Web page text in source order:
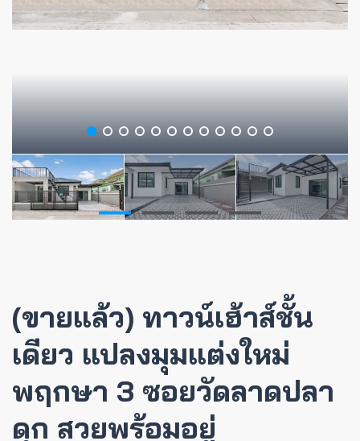
(ขายแล้ว) ทาวน์เฮ้าส์ชั้น
เดียว แปลงมุมแต่งใหม่
พฤกษา 3 ซอยวัดลาดปลา
ดุก สวยพร้อมอยู่